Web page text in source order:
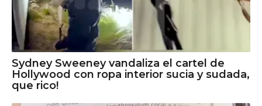
Sydney Sweeney vandaliza el cartel de
Hollywood con ropa interior sucia y sudada,
que rico!